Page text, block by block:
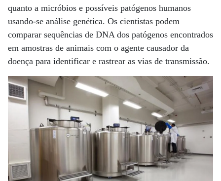
quanto a micróbios e possíveis patógenos humanos
usando-se análise genética. Os cientistas podem
comparar sequências de DNA dos patógenos encontrados
em amostras de animais com o agente causador da
doença para identificar e rastrear as vias de transmissão.